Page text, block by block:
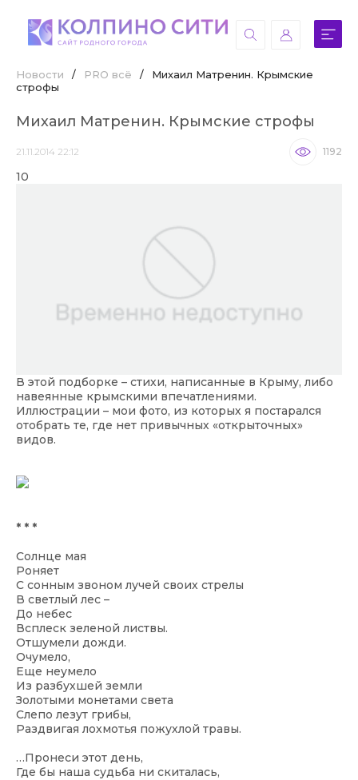
Новости / PRO всё /
Михаил Матренин. Крымские
строфы
Михаил Матренин. Крымские строфы
21.11.2014 22:12 1192
10
В этой подборке – стихи, написанные в Крыму, либо
навеянные крымскими впечатлениями.
Иллюстрации – мои фото, из которых я постарался
отобрать те, где нет привычных «открыточных»
видов.
* * *
Солнце мая
Роняет
С сонным звоном лучей своих стрелы
В светлый лес –
До небес
Всплеск зеленой листвы.
Отшумели дожди.
Очумело,
Еще неумело
Из разбухшей земли
Золотыми монетами света
Слепо лезут грибы,
Раздвигая лохмотья пожухлой травы.
…Пронеси этот день,
Где бы наша судьба ни скиталась,